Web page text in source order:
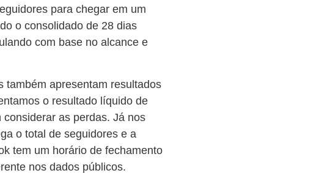
para chegar em um
o consolidado de 28 dias
com base no alcance e
também apresentam resultados
o resultado líquido de
as perdas. Já nos
o total de seguidores e a
tem um horário de fechamento
nos dados públicos.